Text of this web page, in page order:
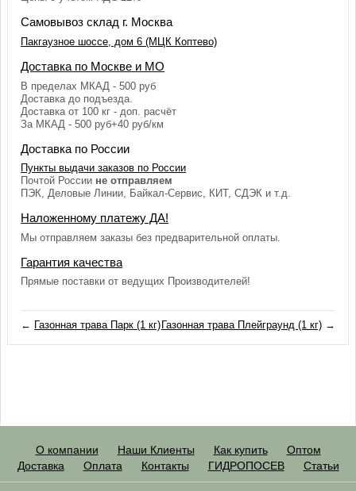
Самовывоз склад г. Москва
Пакгаузное шоссе, дом 6 (МЦК Коптево)
Доставка по Москве и МО
В пределах МКАД - 500 руб
Доставка до подъезда.
Доставка от 100 кг - доп. расчёт
За МКАД - 500 руб+40 руб/км
Доставка по России
Пункты выдачи заказов по России
Почтой России не отправляем
ПЭК, Деловые Линии, Байкал-Сервис, КИТ, СДЭК и т.д.
Наложенному платежу ДА!
Мы отправляем заказы без предварительной оплаты.
Гарантия качества
Прямые поставки от ведущих Производителей!
← Газонная трава Парк (1 кг) Газонная трава Плейграунд (1 кг)→
О компании Наши Клиенты Как купить
Оптом
Доставка
Оплата Контакты ГИДРОПОСЕВ Статьи